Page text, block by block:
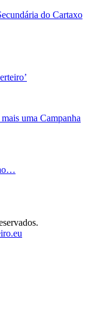
do Cartaxo
uma Campanha